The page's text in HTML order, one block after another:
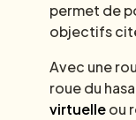
permet de
objectifs
Avec une
roue du
virtuelleou